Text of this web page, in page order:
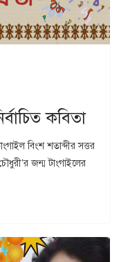
কবিতা
বিংশ শতাব্দীর সত্তর
জন্ম টাংগাইলের